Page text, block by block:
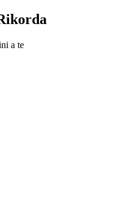
a te